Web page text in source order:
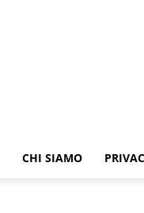
CHI SIAMO